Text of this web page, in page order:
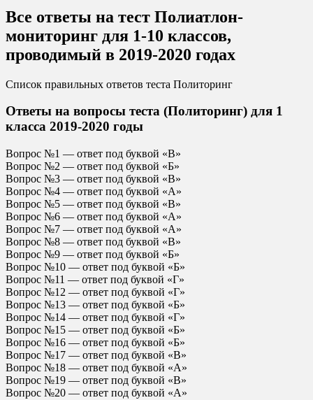
Все ответы на тест Полиатлон-
мониторинг для 1-10 классов,
проводимый в 2019-2020 годах
Список правильных ответов теста Политоринг
Ответы на вопросы теста (Политоринг) для 1
класса 2019-2020 годы
Вопрос №1 — ответ под буквой «В»
Вопрос №2 — ответ под буквой «Б»
Вопрос №3 — ответ под буквой «В»
Вопрос №4 — ответ под буквой «А»
Вопрос №5 — ответ под буквой «В»
Вопрос №6 — ответ под буквой «А»
Вопрос №7 — ответ под буквой «А»
Вопрос №8 — ответ под буквой «В»
Вопрос №9 — ответ под буквой «Б»
Вопрос №10 — ответ под буквой «Б»
Вопрос №11 — ответ под буквой «Г»
Вопрос №12 — ответ под буквой «Г»
Вопрос №13 — ответ под буквой «Б»
Вопрос №14 — ответ под буквой «Г»
Вопрос №15 — ответ под буквой «Б»
Вопрос №16 — ответ под буквой «Б»
Вопрос №17 — ответ под буквой «В»
Вопрос №18 — ответ под буквой «А»
Вопрос №19 — ответ под буквой «В»
Вопрос №20 — ответ под буквой «А»